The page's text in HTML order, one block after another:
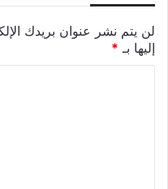
لن يتم نشر عنوان بريدك
إليها بـ *